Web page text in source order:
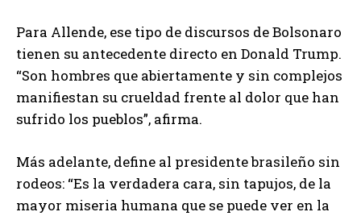
Para Allende, ese tipo de discursos de Bolsonaro
tienen su antecedente directo en Donald Trump.
“Son hombres que abiertamente y sin complejos
manifiestan su crueldad frente al dolor que han
sufrido los pueblos”, afirma.
Más adelante, define al presidente brasileño sin
rodeos: “Es la verdadera cara, sin tapujos, de la
mayor miseria humana que se puede ver en la